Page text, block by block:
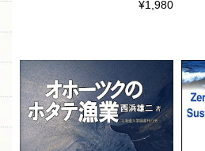
¥1,980